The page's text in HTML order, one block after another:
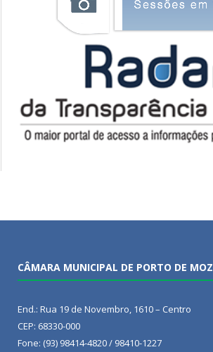
CÂMARA MUNICIPAL DE PORTO DE MOZ
End.: Rua 19 de Novembro, 1610 – Centro
CEP: 68330-000
Fone: (93) 98414-4820 / 98410-1227